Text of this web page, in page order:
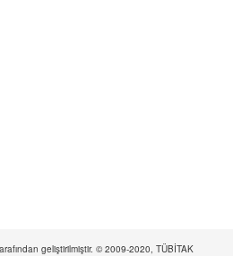
geliştirilmiştir. © 2009-2020, TÜBİTAK